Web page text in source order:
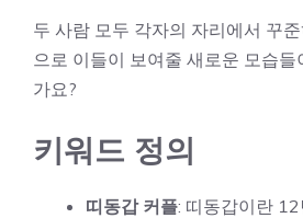
두 사람 모두 각자의 자리에서 꾸
으로 이들이 보여줄 새로운 모습들
가요?
키워드 정의
띠동갑 커플: 띠동갑이란